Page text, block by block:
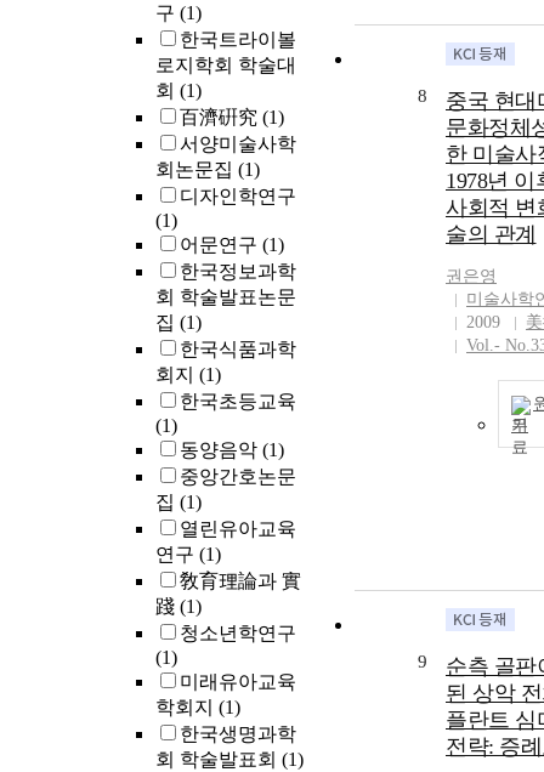
구 (1)
한국트라이볼
로지학회 학술대
회 (1)
百濟硏究 (1)
서양미술사학
회논문집 (1)
디자인학연구
(1)
어문연구 (1)
한국정보과학
회 학술발표논문
집 (1)
한국식품과학
회지 (1)
한국초등교육
(1)
동양음악 (1)
중앙간호논문
집 (1)
열린유아교육
연구 (1)
敎育理論과 實
踐 (1)
청소년학연구
(1)
미래유아교육
학회지 (1)
한국생명과학
회 학술발표회 (1)
8
중국 현대
문화정체
한 미술사
1978년 이
사회적 변
술의 관계
권은영
미술사학
2009
Vol.-
기
9
순측 골판
된 상악
플란트 심
전략: 증